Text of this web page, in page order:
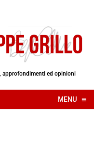
approfondimenti ed opinioni
MENU ≡
☰